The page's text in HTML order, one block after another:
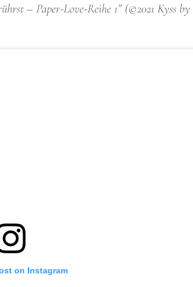
– Paper-Love-Reihe 1” (©2021 Kyss
on Instagram